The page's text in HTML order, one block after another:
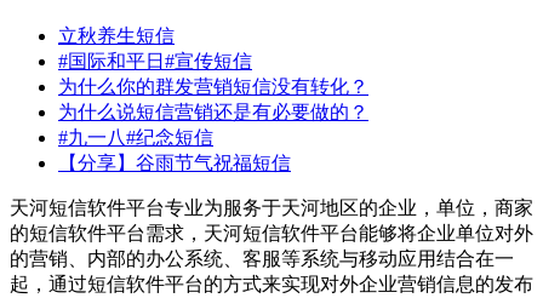
立秋养生短信
#国际和平日#宣传短信
为什么你的群发营销短信没有转化？
为什么说短信营销还是有必要做的？
#九一八#纪念短信
【分享】谷雨节气祝福短信
天河短信软件平台专业为服务于天河地区的企业，单位，商家
的短信软件平台需求，天河短信软件平台能够将企业单位对外
的营销、内部的办公系统、客服等系统与移动应用结合在一
起，通过短信软件平台的方式来实现对外企业营销信息的发布